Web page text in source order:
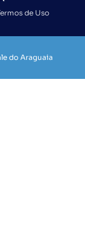
de Uso
do Araguaia